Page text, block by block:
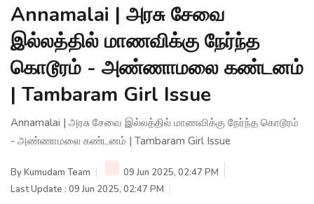
Annamalai | அரசு சேவை
இல்லத்தில் மாணவிக்கு நேர்ந்த
கொடூரம் - அண்ணாமலை கண்டனம்
| Tambaram Girl Issue
Annamalai | அரசு சேவை இல்லத்தில் மாணவிக்கு நேர்ந்த கொடூரம்
- அண்ணாமலை கண்டனம் | Tambaram Girl Issue
ByKumudam Team
09 Jun 2025, 02:47 PM
Last Update : 09 Jun 2025, 02:47 PM